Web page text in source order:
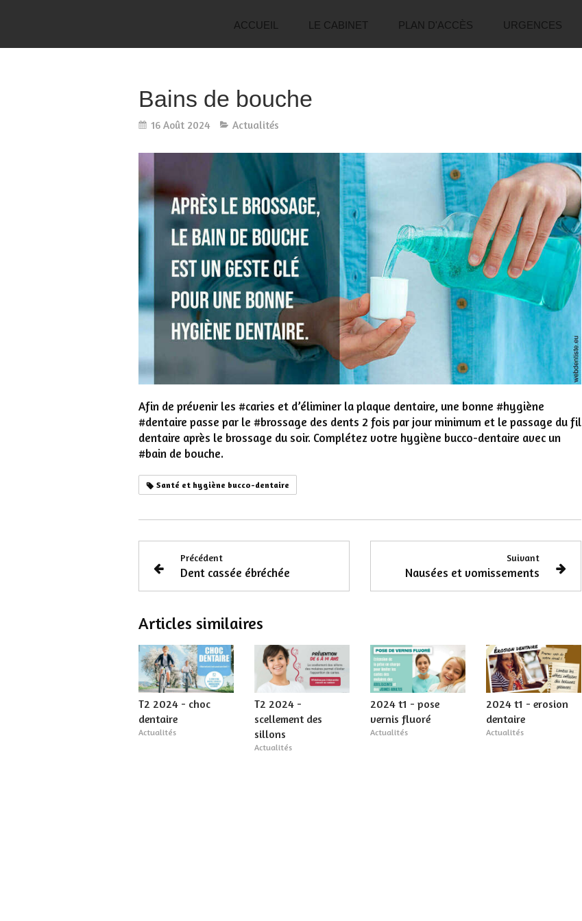
ACCUEIL LE CABINET PLAN D'ACCÈS URGENCES
Bains de bouche
16 Août 2024 Actualités
Afin de prévenir les #caries et d’éliminer la plaque dentaire, une bonne #hygiène
#dentaire passe par le #brossage des dents 2 fois par jour minimum et le passage du fil
dentaire après le brossage du soir. Complétez votre hygiène bucco-dentaire avec un
#bain de bouche.
Santé et hygiène bucco-dentaire
Précédent
Dent cassée ébréchée
Suivant
Nausées et vomissements
Articles similaires
T2 2024 - choc
dentaire
Actualités
T2 2024 -
scellement des
sillons
Actualités
2024 t1 - pose
vernis fluoré
Actualités
2024 t1 - erosion
dentaire
Actualités